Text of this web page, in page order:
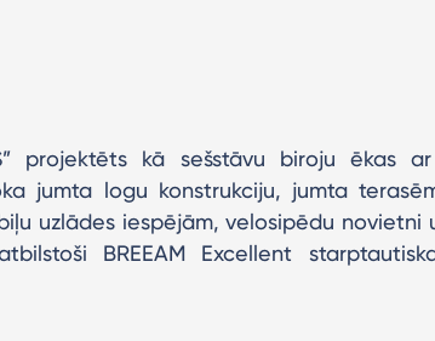
projektēts kā sešstāvu biroju ēkas
jumta logu konstrukciju, jumta
uzlādes iespējām, velosipēdu novietni
BREEAM Excellent